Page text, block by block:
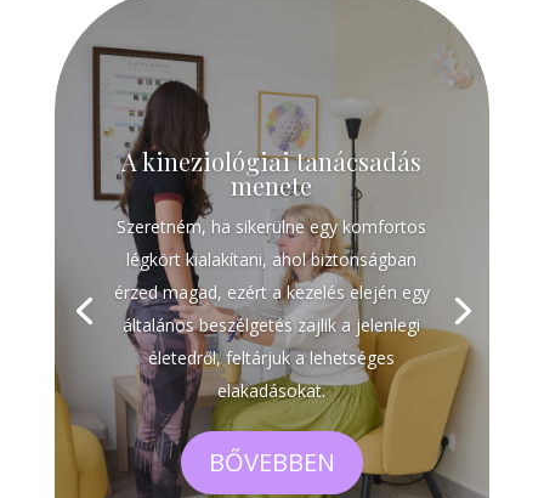
A kineziológiai tanácsadás
menete
Szeretném, ha sikerülne egy komfortos
légkört kialakítani, ahol biztonságban
érzed magad, ezért a kezelés elején egy
általános beszélgetés zajlik a jelenlegi
életedről, feltárjuk a lehetséges
elakadásokat.
BŐVEBBEN